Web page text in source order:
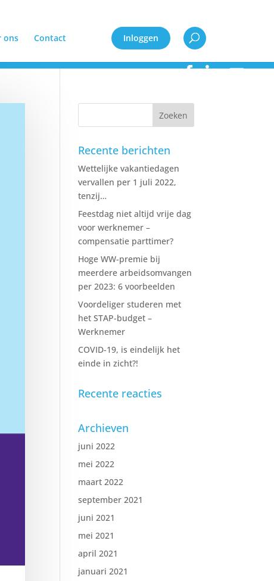
ons Contact Inloggen
Recente berichten
Wettelijke vakantiedagen
vervallen per 1 juli 2022,
tenzij…
Feestdag niet altijd vrije dag
voor werknemer –
compensatie parttimer?
Hoge WW-premie bij
meerdere arbeidsomvangen
per 2023: 6 voorbeelden
Voordeliger studeren met
het STAP-budget –
Werknemer
COVID-19, is eindelijk het
einde in zicht?!
Recente reacties
Archieven
juni 2022
mei 2022
maart 2022
september 2021
juni 2021
mei 2021
april 2021
januari 2021